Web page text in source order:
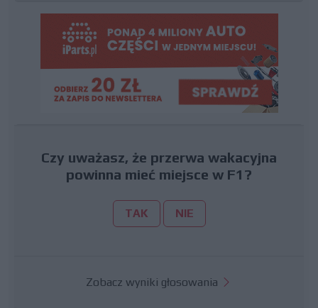
Czy uważasz, że przerwa wakacyjna
powinna mieć miejsce w F1?
TAK NIE
Zobacz wyniki głosowania